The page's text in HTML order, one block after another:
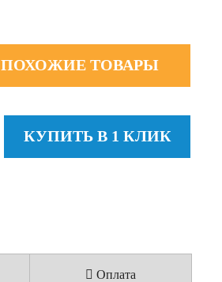
ПОХОЖИЕ ТОВАРЫ
КУПИТЬ В 1 КЛИК
Оплата